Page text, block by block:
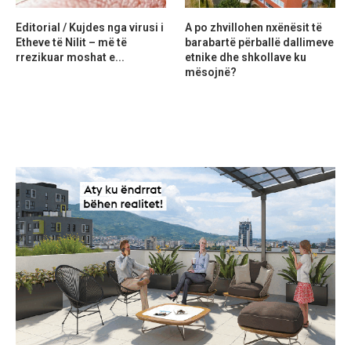
Editorial / Kujdes nga virusi i
Etheve të Nilit – më të
rrezikuar moshat e...
A po zhvillohen nxënësit të
barabartë përballë dallimeve
etnike dhe shkollave ku
mësojnë?